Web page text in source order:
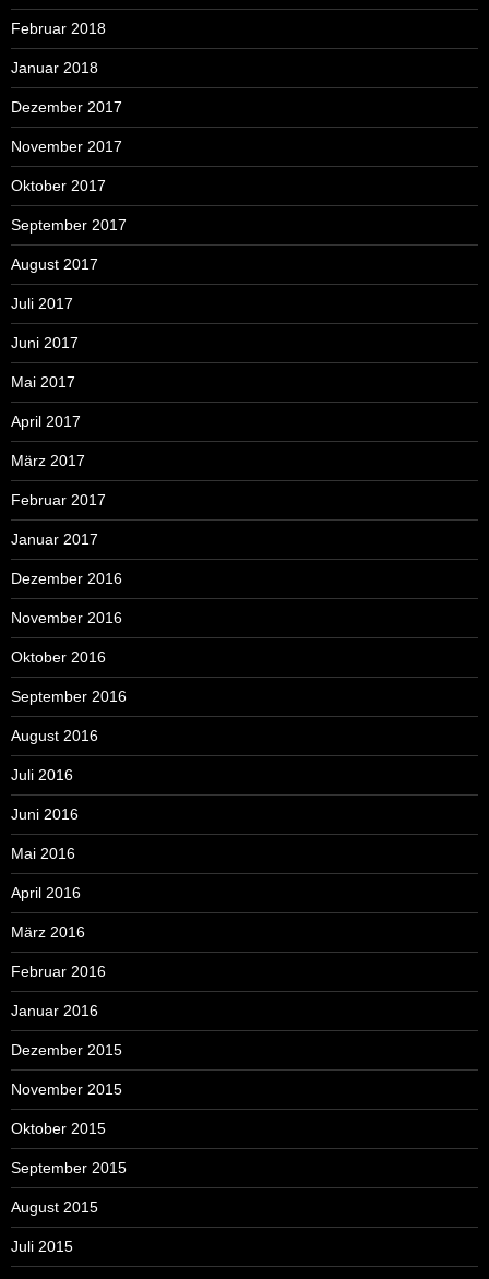
Februar 2018
Januar 2018
Dezember 2017
November 2017
Oktober 2017
September 2017
August 2017
Juli 2017
Juni 2017
Mai 2017
April 2017
März 2017
Februar 2017
Januar 2017
Dezember 2016
November 2016
Oktober 2016
September 2016
August 2016
Juli 2016
Juni 2016
Mai 2016
April 2016
März 2016
Februar 2016
Januar 2016
Dezember 2015
November 2015
Oktober 2015
September 2015
August 2015
Juli 2015